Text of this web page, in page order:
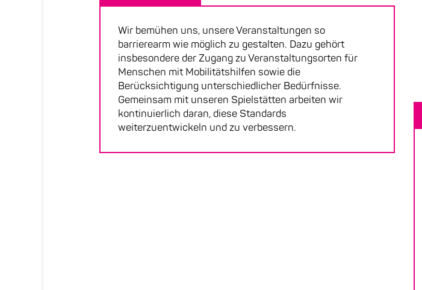
Wir bemühen uns, unsere Veranstaltungen so
barrierearm wie möglich zu gestalten. Dazu gehört
insbesondere der Zugang zu Veranstaltungsorten für
Menschen mit Mobilitätshilfen sowie die
Berücksichtigung unterschiedlicher Bedürfnisse.
Gemeinsam mit unseren Spielstätten arbeiten wir
kontinuierlich daran, diese Standards
weiterzuentwickeln und zu verbessern.